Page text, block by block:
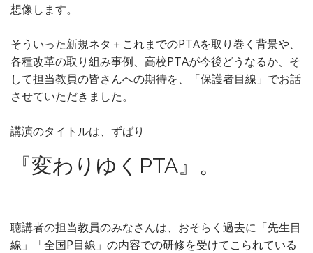
想像します。
そういった新規ネタ＋これまでのPTAを取り巻く背景や、
各種改革の取り組み事例、高校PTAが今後どうなるか、そ
して担当教員の皆さんへの期待を、「保護者目線」でお話
させていただきました。
講演のタイトルは、ずばり
『変わりゆくPTA』。
聴講者の担当教員のみなさんは、おそらく過去に「先生目
線」「全国P目線」の内容での研修を受けてこられている